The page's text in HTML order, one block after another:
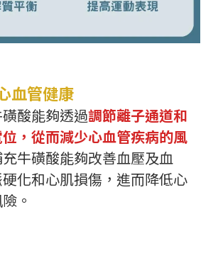
血管健康
酸能夠透過調節離子通道和
，從而減少心血管疾病的風
充牛磺酸能夠改善血壓及血
化和心肌損傷，進而降低心
。